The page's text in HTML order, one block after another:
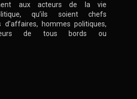
aux acteurs de la vie
qu’ils soient chefs
d’affaires, hommes politiques,
de tous bords ou